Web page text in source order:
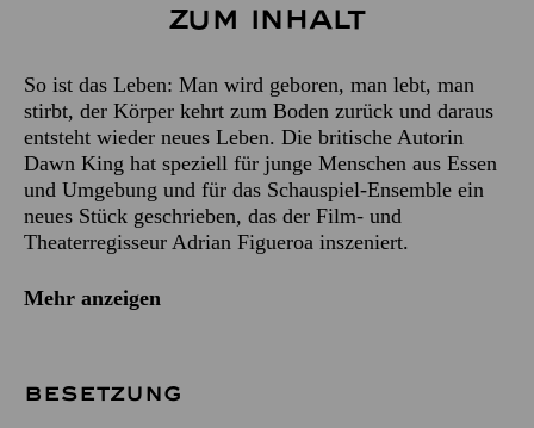
Zum Inhalt
So ist das Leben: Man wird geboren, man lebt, man
stirbt, der Körper kehrt zum Boden zurück und daraus
entsteht wieder neues Leben. Die britische Autorin
Dawn King hat speziell für junge Menschen aus Essen
und Umgebung und für das Schauspiel-Ensemble ein
neues Stück geschrieben, das der Film- und
Theaterregisseur Adrian Figueroa inszeniert.
Mehr anzeigen
BESETZUNG